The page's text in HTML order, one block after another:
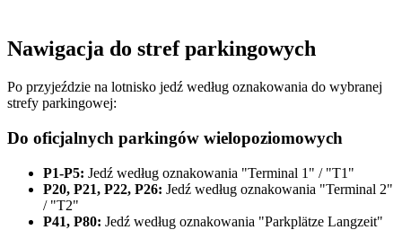
Nawigacja do stref parkingowych
Po przyjeździe na lotnisko jedź według oznakowania do wybranej
strefy parkingowej:
Do oficjalnych parkingów wielopoziomowych
P1-P5: Jedź według oznakowania "Terminal 1" / "T1"
P20, P21, P22, P26: Jedź według oznakowania "Terminal 2"
/ "T2"
P41, P80: Jedź według oznakowania "Parkplätze Langzeit"